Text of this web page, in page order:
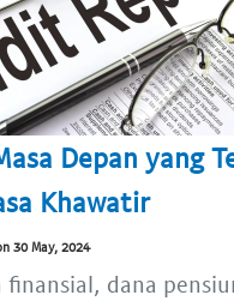
Depan yang
Khawatir
30 May, 2024
finansial, dana